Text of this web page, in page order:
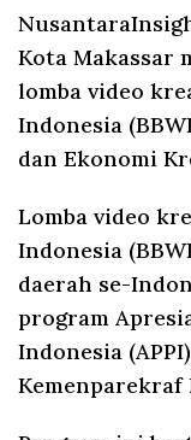
Kota Makassar
lomba video
Indonesia
dan Ekonomi
Lomba video
Indonesia
daerah se-
program
Indonesia
Kemenparekraf